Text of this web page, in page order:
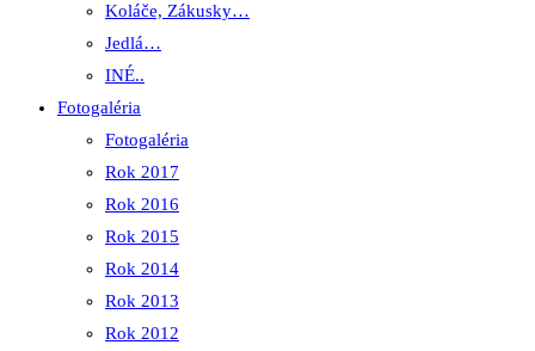
Koláče, Zákusky…
Jedlá…
INÉ..
Fotogaléria
Fotogaléria
Rok 2017
Rok 2016
Rok 2015
Rok 2014
Rok 2013
Rok 2012